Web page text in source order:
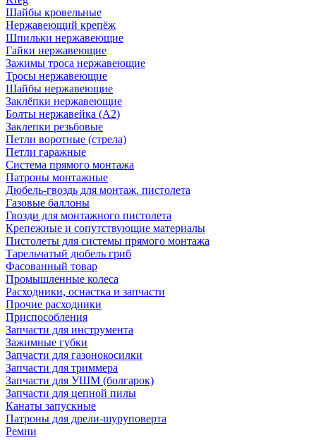
Шайбы кровельные
Нержавеющий крепёж
Шпильки нержавеющие
Гайки нержавеющие
Зажимы троса нержавеющие
Тросы нержавеющие
Шайбы нержавеющие
Заклёпки нержавеющие
Болты нержавейка (А2)
Заклепки резьбовые
Петли воротные (стрела)
Петли гаражные
Система прямого монтажа
Патроны монтажные
Дюбель-гвоздь для монтаж. пистолета
Газовые баллоны
Гвозди для монтажного пистолета
Крепежные и сопутствующие материалы
Пистолеты для системы прямого монтажа
Тарельчатый дюбель гриб
Фасованный товар
Промышленные колеса
Расходники, оснастка и запчасти
Прочие расходники
Приспособления
Запчасти для инструмента
Зажимные губки
Запчасти для газонокосилки
Запчасти для триммера
Запчасти для УШМ (болгарок)
Запчасти для цепной пилы
Канаты запускные
Патроны для дрели-шуруповерта
Ремни